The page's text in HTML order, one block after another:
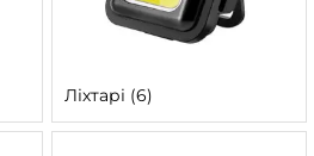
Ліхтарі (6)